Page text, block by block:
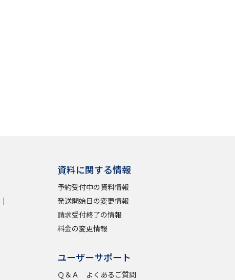
資料に関する情報
予約受付中の資料情報
発送開始日の変更情報
請求受付終了の情報
料金の変更情報
ユーザーサポート
Ｑ＆Ａ よくあるご質問